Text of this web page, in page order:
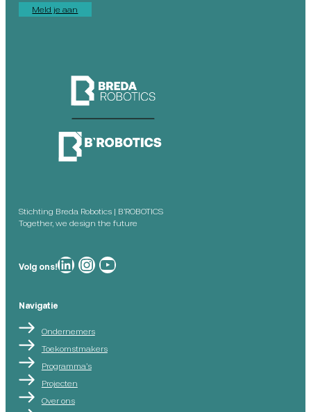
Meld je aan
Stichting Breda Robotics | B’ROBOTICS
Together, we design the future
Volg ons!Breda Robotics op Breda Robotics op Instagram
Breda Robotics op
Navigatie
Ondernemers
Toekomstmakers
Programma’s
Projecten
Over ons